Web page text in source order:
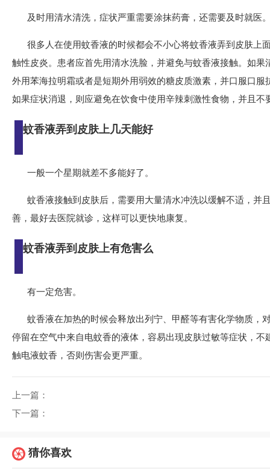
及时用清水清洗，症状严重需要涂抹药膏，还需要及时就医
很多人在使用蚊香液的时候都会不小心将蚊香液弄到皮肤上
触性皮炎。患者应首先用清水洗脸，并避免与蚊香液接触。如
外用苯海拉明霜或者是短期外用弱效的糖皮质激素，并口服口
如果症状消退，则应避免在饮食中使用辛辣刺激性食物，并且不
蚊香液弄到皮肤上几天能好
一般一个星期就差不多能好了。
蚊香液接触到皮肤后，需要用大量清水冲洗以缓解不适，并
善，最好去医院就诊，这样可以更快地康复。
蚊香液弄到皮肤上有危害么
有一定危害。
蚊香液在加热的时候会释放出列宁、甲醛等有害化学物质，
停留在空气中来自电蚊香的液体，容易出现皮肤过敏等症状，
触电液蚊香，否则伤害会更严重。
上一篇：
下一篇：
猜你喜欢